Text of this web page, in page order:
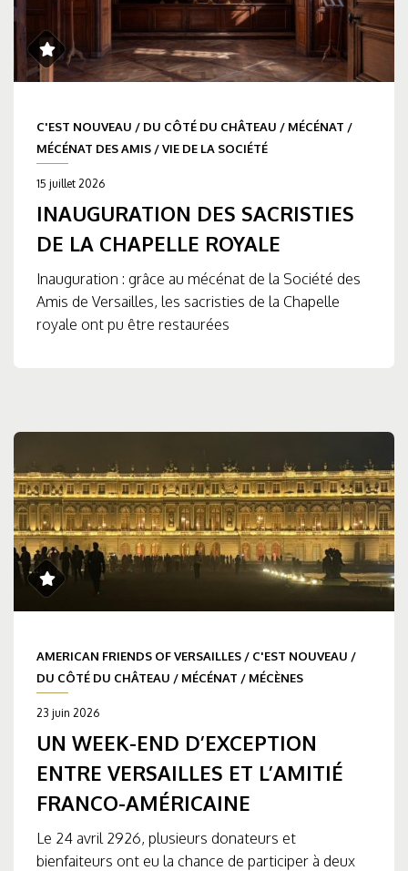
C'EST NOUVEAU / DU CÔTÉ DU CHÂTEAU / MÉCÉNAT /
MÉCÉNAT DES AMIS /VIE DE LA SOCIÉTÉ
15 juillet 2026
INAUGURATION DES SACRISTIES
DE LA CHAPELLE ROYALE
Inauguration : grâce au mécénat de la Société des
Amis de Versailles, les sacristies de la Chapelle
royale ont pu être restaurées
AMERICAN FRIENDS OF VERSAILLES / C'EST NOUVEAU /
DU CÔTÉ DU CHÂTEAU / MÉCÉNAT / MÉCÈNES
23 juin 2026
UN WEEK-END D’EXCEPTION
ENTRE VERSAILLES ET L’AMITIÉ
FRANCO-AMÉRICAINE
Le 24 avril 2926, plusieurs donateurs et
bienfaiteurs ont eu la chance de participer à deux